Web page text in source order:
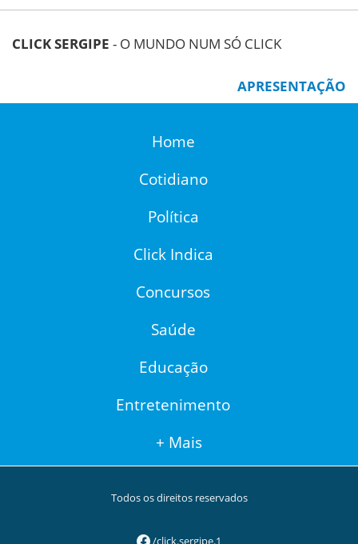
CLICK SERGIPE - O MUNDO NUM SÓ CLICK
APRESENTAÇÃO
Home
Cotidiano
Política
Click Indica
Concursos
Saúde
Educação
Entretenimento
+ Mais
Todos os direitos reservados
/click.sergipe.1